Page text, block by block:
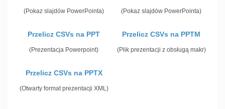
(Pokaz slajdów PowerPointa) (Pokaz slajdów PowerPointa)
Przelicz CSVs na PPT
(Prezentacja Powerpoint)
Przelicz CSVs na PPTM
(Plik prezentacji z obsługą makr)
Przelicz CSVs na PPTX
(Otwarty format prezentacji XML)